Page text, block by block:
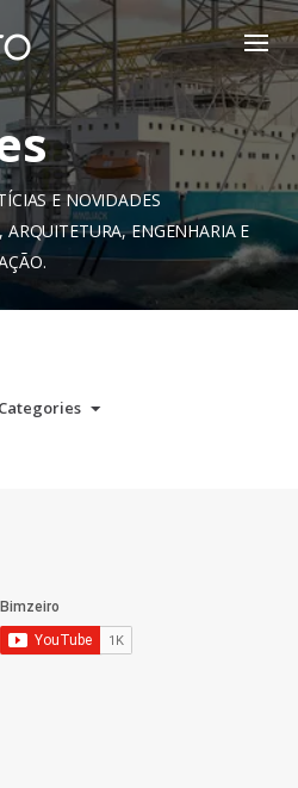
E NOVIDADES
ENGENHARIA E
Categories